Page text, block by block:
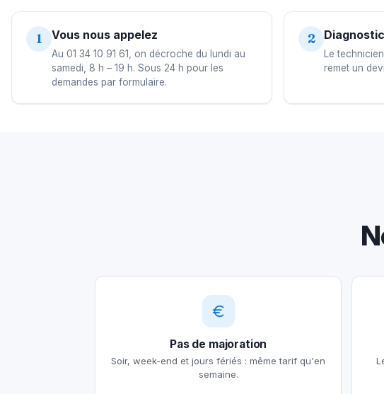
1 Vous nous appelez
Au 01 34 10 91 61, on décroche du lundi au
samedi, 8 h – 19 h. Sous 24 h pour les
demandes par formulaire.
2
Le
remet un
Pas de majoration
Soir, week-end et jours fériés : même tarif qu'en
semaine.